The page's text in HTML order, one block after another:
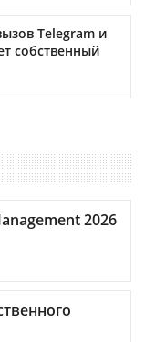
Telegram и
собственный
2026